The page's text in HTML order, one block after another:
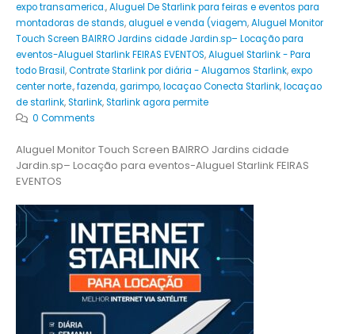
expo transamerica.,Aluguel De Starlink para feiras e eventos para
montadoras de stands,aluguel e venda (viagem,Aluguel Monitor
Touch Screen BAIRRO Jardins cidade Jardin.sp– Locação para
eventos-Aluguel Starlink FEIRAS EVENTOS,Aluguel Starlink - Para
todo Brasil,Contrate Starlink por diária - Alugamos Starlink,expo
center norte.,fazenda,garimpo,locaçao Conecta Starlink,locaçao
de starlink,Starlink,Starlink agora permite
0 Comments
Aluguel Monitor Touch Screen BAIRRO Jardins cidade
Jardin.sp– Locação para eventos-Aluguel Starlink FEIRAS
EVENTOS